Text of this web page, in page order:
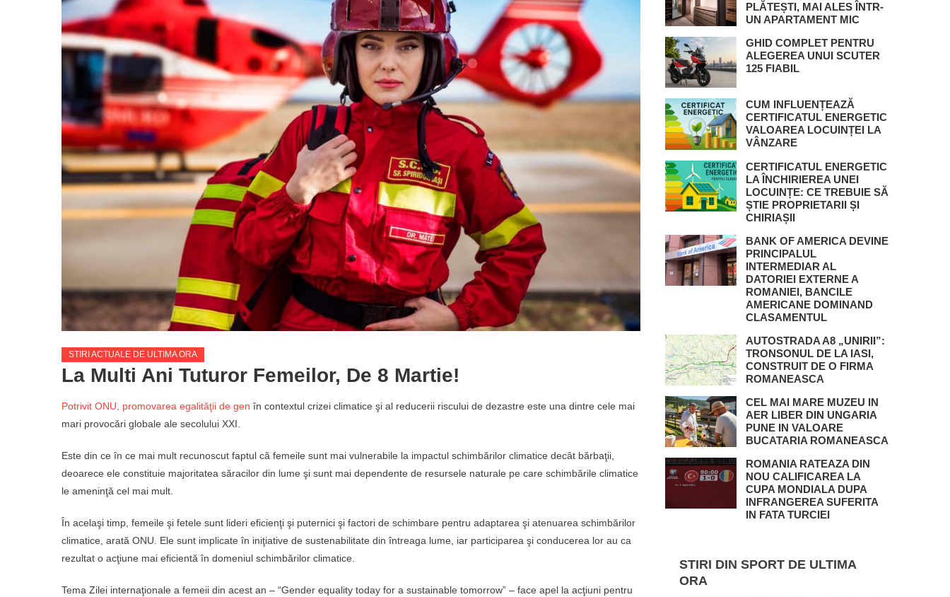
STIRI ACTUALE DE ULTIMA ORA
La Multi Ani Tuturor Femeilor, De 8 Martie!
Potrivit ONU, promovarea egalităţii de gen în contextul crizei climatice şi al reducerii riscului de dezastre este una dintre cele mai
mari provocări globale ale secolului XXI.
Este din ce în ce mai mult recunoscut faptul că femeile sunt mai vulnerabile la impactul schimbărilor climatice decât bărbaţii,
deoarece ele constituie majoritatea săracilor din lume şi sunt mai dependente de resursele naturale pe care schimbările climatice
le ameninţă cel mai mult.
În acelaşi timp, femeile şi fetele sunt lideri eficienţi şi puternici şi factori de schimbare pentru adaptarea şi atenuarea schimbărilor
climatice, arată ONU. Ele sunt implicate în iniţiative de sustenabilitate din întreaga lume, iar participarea şi conducerea lor au ca
rezultat o acţiune mai eficientă în domeniul schimbărilor climatice.
Tema Zilei internaţionale a femeii din acest an – “Gender equality today for a sustainable tomorrow” – face apel la acţiuni pentru
PLĂTEȘTI, MAI ALES ÎNTR-
UN APARTAMENT MIC
GHID COMPLET PENTRU
ALEGEREA UNUI SCUTER
125 FIABIL
CUM INFLUENȚEAZĂ
CERTIFICATUL ENERGETIC
VALOAREA LOCUINȚEI LA
VÂNZARE
CERTIFICATUL ENERGETIC
LA ÎNCHIRIEREA UNEI
LOCUINȚE: CE TREBUIE SĂ
ȘTIE PROPRIETARII ȘI
CHIRIAȘII
BANK OF AMERICA DEVINE
PRINCIPALUL
INTERMEDIAR AL
DATORIEI EXTERNE A
ROMANIEI, BANCILE
AMERICANE DOMINAND
CLASAMENTUL
AUTOSTRADA A8 „UNIRII”:
TRONSONUL DE LA IASI,
CONSTRUIT DE O FIRMA
ROMANEASCA
CEL MAI MARE MUZEU IN
AER LIBER DIN UNGARIA
PUNE IN VALOARE
BUCATARIA ROMANEASCA
ROMANIA RATEAZA DIN
NOU CALIFICAREA LA
CUPA MONDIALA DUPA
INFRANGEREA SUFERITA
IN FATA TURCIEI
STIRI DIN SPORT DE ULTIMA
ORA